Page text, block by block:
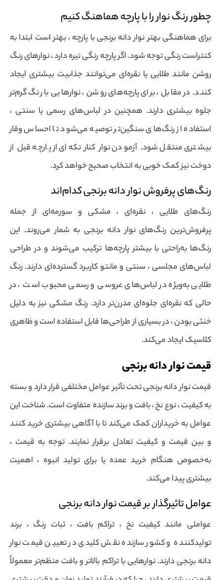
چطور رنگ نوار را با پارچه هماهنگ کنیم
برای هماهنگی بهتر نوار دانه برنجی با پارچه ، بهتر است ابتدا به
کنتراست رنگی توجه شود. اگر پارچه رنگی تیره دارد ، نوارهای رنگ
روشن مانند طلایی یا نقره‌ای می‌توانند جذابیت بیشتری ایجاد
کنند. در مقابل ، برای پارچه‌های روشن ، نوارهایی با رنگ گرم‌تر
جلوه بیشتری دارند. همچنین در لباس‌های رسمی یا سنتی ،
استفاده از رنگ‌های سنگین‌تر توصیه می‌شود تا احساس وقار
بیشتری منتقل شود. آزمودن نوار کنار تکه‌ای از پارچه قبل از
دوخت نیز کمک خوبی به انتخاب صحیح خواهد کرد.
رنگ‌های پرفروش نوار دانه برنجی کدام‌اند
رنگ‌های طلایی ، نقره‌ای ، مشکی و سورمه‌ای از جمله
پرفروش‌ترین رنگ‌های نوار دانه برنجی به شمار می‌روند. این
رنگ‌ها به‌راحتی با بیشتر پارچه‌ها ترکیب می‌شوند و در طراحی
لباس‌های مجلسی ، سنتی و مانتو کاربرد گسترده‌ای دارند. رنگ
طلایی به‌ویژه در لباس‌های عروسی و رسمی محبوب است ، در
حالی که نقره‌ای جلوه‌ای مدرن‌تر دارد. رنگ مشکی نیز به دلیل
خنثی بودن ، در بسیاری از طراحی‌ها قابل استفاده است و ظاهری
کلاسیک ایجاد می‌کند.
قیمت نوار دانه برنجی
قیمت نوار دانه برنجی تحت تأثیر عوامل مختلفی قرار دارد و بسته
به کیفیت ، نوع نخ ، بافت و برند سازنده متفاوت است. شناخت این
عوامل به خریداران کمک می‌کند تا با آگاهی بیشتری خرید کنند
و بین قیمت و کیفیت تعادل برقرار نمایند. توجه به قیمت ،
به‌خصوص هنگام خرید عمده یا برای تولید انبوه ، اهمیت
بیشتری پیدا می‌کند.
عوامل تاثیرگذار بر قیمت نوار دانه برنجی
عواملی مانند کیفیت نخ ، تراکم بافت ، ثبات رنگ ، برند
تولیدکننده و کشور سازنده نقش کلیدی در تعیین قیمت نوار
دانه برنجی دارند. نوارهایی با تراکم بالاتر و بافت منظم‌تر معمولاً